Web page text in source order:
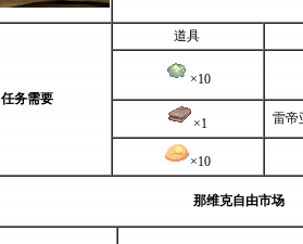
任务需要
道具
×10
×1 雷帝
×10
那维克自由市场